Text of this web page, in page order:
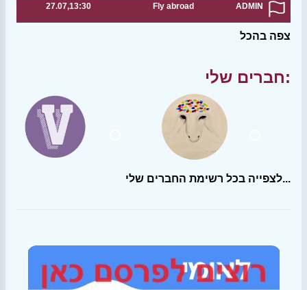
27.07,13:30 Fly abroad ADMIN
צפה בהכל
חברים שלי:
לצפייה בכל רשימת החברים שלי...